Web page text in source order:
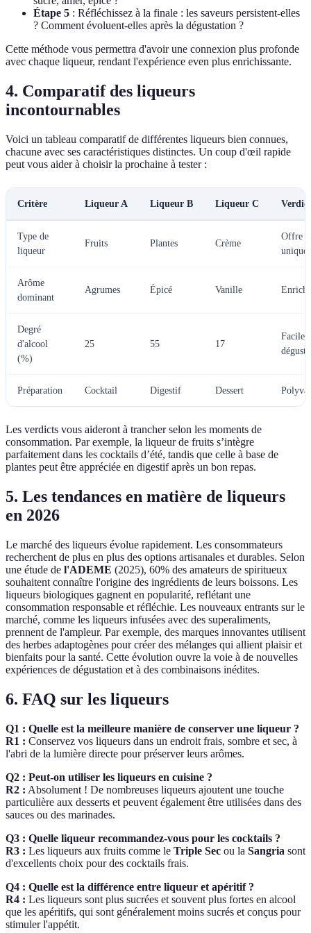
Étape 5 : Réfléchissez à la finale : les saveurs persistent-elles
? Comment évoluent-elles après la dégustation ?
Cette méthode vous permettra d'avoir une connexion plus profonde
avec chaque liqueur, rendant l'expérience even plus enrichissante.
4. Comparatif des liqueurs
incontournables
Voici un tableau comparatif de différentes liqueurs bien connues,
chacune avec ses caractéristiques distinctes. Un coup d'œil rapide
peut vous aider à choisir la prochaine à tester :
Critère Liqueur A Liqueur B Liqueur C Verdict
Type de
liqueur
Fruits Plantes Crème
Offre
unique
Arôme
dominant
Agrumes Épicé Vanille
Degré
d'alcool
(%)
25 55 17
Facile à
Préparation Cocktail Digestif Dessert
Les verdicts vous aideront à trancher selon les moments de
consommation. Par exemple, la liqueur de fruits s’intègre
parfaitement dans les cocktails d’été, tandis que celle à base de
plantes peut être appréciée en digestif après un bon repas.
5. Les tendances en matière de liqueurs
en 2026
Le marché des liqueurs évolue rapidement. Les consommateurs
recherchent de plus en plus des options artisanales et durables. Selon
une étude de l'ADEME (2025), 60% des amateurs de spiritueux
souhaitent connaître l'origine des ingrédients de leurs boissons. Les
liqueurs biologiques gagnent en popularité, reflétant une
consommation responsable et réfléchie. Les nouveaux entrants sur le
marché, comme les liqueurs infusées avec des superaliments,
prennent de l'ampleur. Par exemple, des marques innovantes utilisent
des herbes adaptogènes pour créer des mélanges qui allient plaisir et
bienfaits pour la santé. Cette évolution ouvre la voie à de nouvelles
expériences de dégustation et à des combinaisons inédites.
6. FAQ sur les liqueurs
Q1 : Quelle est la meilleure manière de conserver une liqueur ?
R1 : Conservez vos liqueurs dans un endroit frais, sombre et sec, à
l'abri de la lumière directe pour préserver leurs arômes.
Q2 : Peut-on utiliser les liqueurs en cuisine ?
R2 : Absolument ! De nombreuses liqueurs ajoutent une touche
particulière aux desserts et peuvent également être utilisées dans des
sauces ou des marinades.
Q3 : Quelle liqueur recommandez-vous pour les cocktails ?
R3 : Les liqueurs aux fruits comme le Triple Sec ou la Sangria sont
d'excellents choix pour des cocktails frais.
Q4 : Quelle est la différence entre liqueur et apéritif ?
R4 : Les liqueurs sont plus sucrées et souvent plus fortes en alcool
que les apéritifs, qui sont généralement moins sucrés et conçus pour
stimuler l'appétit.